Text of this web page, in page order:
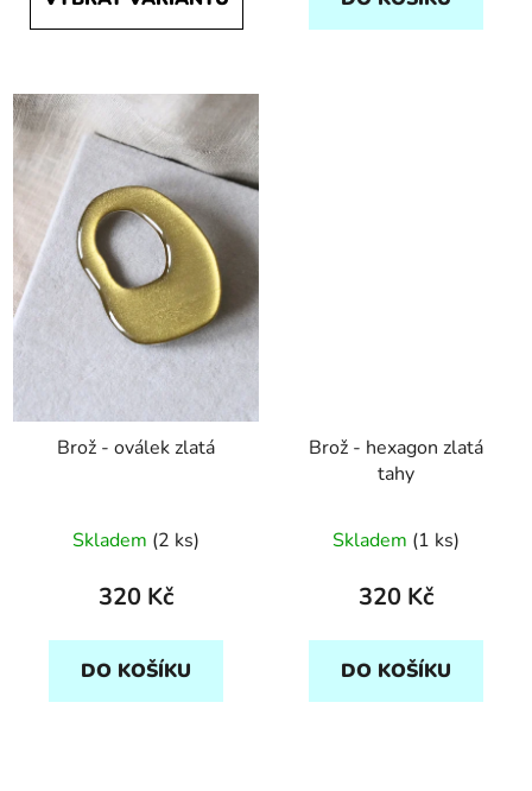
Brož - oválek zlatá
Skladem (2 ks)
320 Kč
DO KOŠÍKU
Brož - hexagon zlatá
tahy
Skladem (1 ks)
320 Kč
DO KOŠÍKU